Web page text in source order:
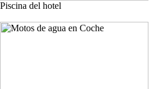
Piscina del hotel